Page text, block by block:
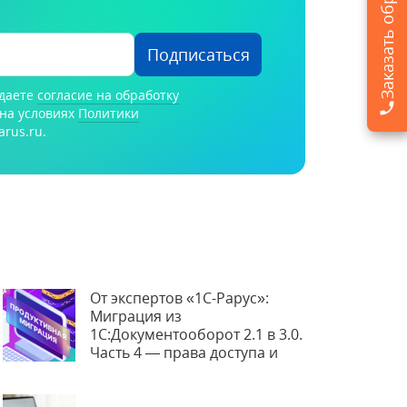
Подписаться
согласие на обработку
условиях Политики
От экспертов «1С-Рарус»:
Миграция из
1С:Документооборот 2.1 в 3.0.
Часть 4 — права доступа и